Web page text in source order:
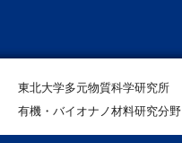
東北大学多元物質科学研究所
有機・バイオナノ材料研究分野